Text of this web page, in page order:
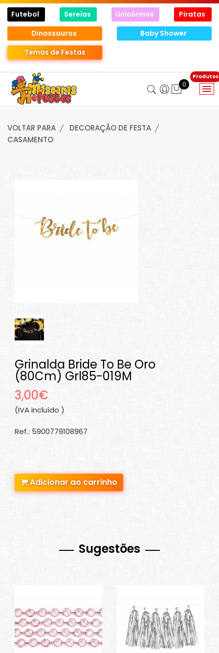
Futebol Sereias Unicórnios
Piratas
Dinossauros
Baby Shower
Temas de Festas
0
VOLTAR PARA
DECORAÇÃO DE FESTA
CASAMENTO
Grinalda Bride To Be Oro
(80Cm) Grl85-019M
3,00€
(IVA incluído )
Ref.: 5900779108967
Adicionar ao carrinho
Sugestões